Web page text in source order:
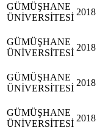
GÜMÜŞHANE
ÜNİVERSİTESİ
2018
GÜMÜŞHANE
ÜNİVERSİTESİ
2018
GÜMÜŞHANE
ÜNİVERSİTESİ
2018
GÜMÜŞHANE
ÜNİVERSİTESİ
2018